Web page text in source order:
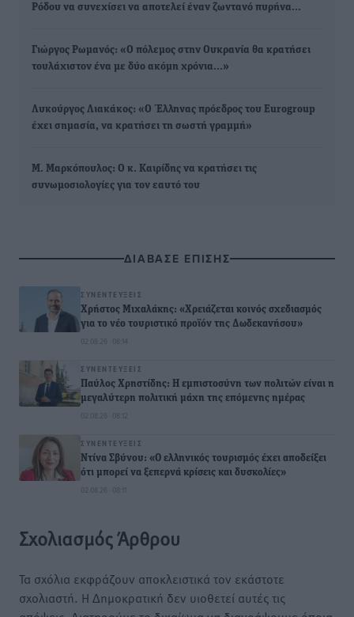
Ρόδου να συνεχίσει να αποτελεί έναν ζωντανό πυρήνα…
Γιώργος Ρωμανός: «Ο πόλεμος στην Ουκρανία θα κρατήσει
τουλάχιστον ένα με δύο ακόμη χρόνια…»
Λυκούργος Λιακάκος: «Ο Έλληνας πρόεδρος του Eurogroup
έχει σημασία, να κρατήσει τη σωστή γραμμή»
Μ. Μαρκόπουλος: Ο κ. Καιρίδης να κρατήσει τις
συνωμοσιολογίες για τον εαυτό του
ΔΙΑΒΑΣΕ ΕΠΙΣΗΣ
ΣΥΝΕΝΤΕΎΞΕΙΣ
Χρήστος Μιχαλάκης: «Χρειάζεται κοινός σχεδιασμός
για το νέο τουριστικό προϊόν της Δωδεκανήσου»
02.08.26 · 08:14
ΣΥΝΕΝΤΕΎΞΕΙΣ
Παύλος Χρηστίδης: Η εμπιστοσύνη των πολιτών είναι η
μεγαλύτερη πολιτική μάχη της επόμενης ημέρας
ΣΥΝΕΝΤΕΎΞΕΙΣ
Ντίνα Σβύνου: «Ο ελληνικός τουρισμός έχει αποδείξει
ότι μπορεί να ξεπερνά κρίσεις και δυσκολίες»
Σχολιασμός Άρθρου
Τα σχόλια εκφράζουν αποκλειστικά τον εκάστοτε
σχολιαστή. Η Δημοκρατική δεν υιοθετεί αυτές τις